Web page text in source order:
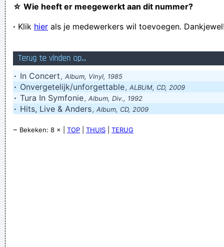
Het zou kunnen dat het overmatig alcoholgebruik me belet
om diudelijk te knunenn tpyne, maar eijss blemlse hbegvs
Wilco Van Der Mep trekt in een reflex zomaar eventjes een
Verknoei je tijd op een nuttige manier!
☆ Wie heeft er meegewerkt aan dit nummer?
· Klik hier als je medewerkers wil toevoegen.
Terug te vinden op...
· In Concert , Album, Vinyl, 1985
· Onvergetelijk/unforgettable, ALBUM, CD, 2009
· Tura In Symfonie, Album, Div., 1992
· Hits, Live & Anders, Album, CD, 2009
~ Bekeken: 8 × | TOP THUIS TERUG